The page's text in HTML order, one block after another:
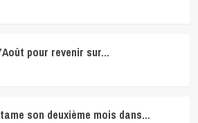
pour revenir sur…
son deuxième mois dans…